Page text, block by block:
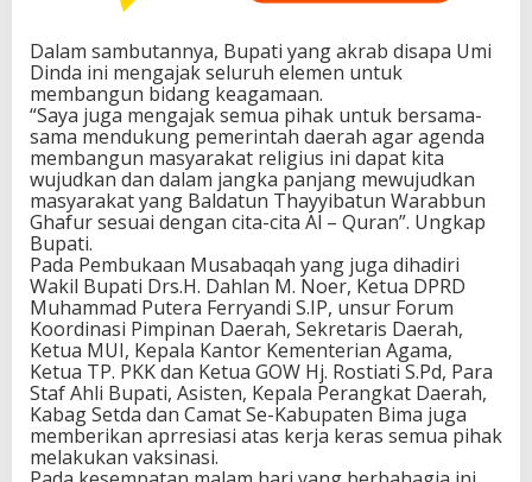
Dalam sambutannya, Bupati yang akrab disapa Umi
Dinda ini mengajak seluruh elemen untuk
membangun bidang keagamaan.
“Saya juga mengajak semua pihak untuk bersama-
sama mendukung pemerintah daerah agar agenda
membangun masyarakat religius ini dapat kita
wujudkan dan dalam jangka panjang mewujudkan
masyarakat yang Baldatun Thayyibatun Warabbun
Ghafur sesuai dengan cita-cita Al – Quran”. Ungkap
Bupati.
Pada Pembukaan Musabaqah yang juga dihadiri
Wakil Bupati Drs.H. Dahlan M. Noer, Ketua DPRD
Muhammad Putera Ferryandi S.IP, unsur Forum
Koordinasi Pimpinan Daerah, Sekretaris Daerah,
Ketua MUI, Kepala Kantor Kementerian Agama,
Ketua TP. PKK dan Ketua GOW Hj. Rostiati S.Pd, Para
Staf Ahli Bupati, Asisten, Kepala Perangkat Daerah,
Kabag Setda dan Camat Se-Kabupaten Bima juga
memberikan aprresiasi atas kerja keras semua pihak
melakukan vaksinasi.